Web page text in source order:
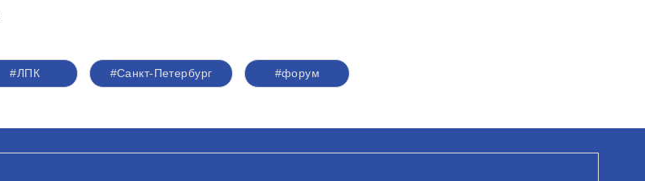
#ЛПК #Санкт-Петербург #форум